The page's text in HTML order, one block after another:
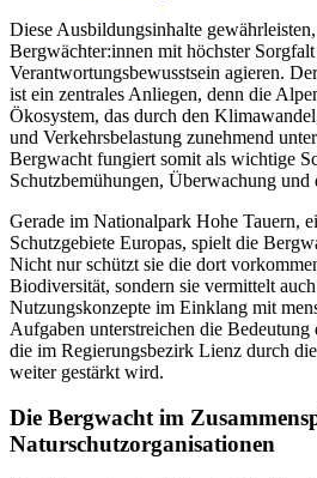
Diese Ausbildungsinhalte
Bergwächter:innen mit höchster
Verantwortungsbewusstsein agieren.
ist ein zentrales Anliegen, denn die
Ökosystem, das durch den
und Verkehrsbelastung zunehmend
Bergwacht fungiert somit als wichtige
Schutzbemühungen, Überwachung
Gerade im Nationalpark Hohe Tauern,
Schutzgebiete Europas, spielt die
Nicht nur schützt sie die dort
Biodiversität, sondern sie vermittelt
Nutzungskonzepte im Einklang mit
Aufgaben unterstreichen die
die im Regierungsbezirk Lienz durch
weiter gestärkt wird.
Die Bergwacht im
Naturschutzorganisationen